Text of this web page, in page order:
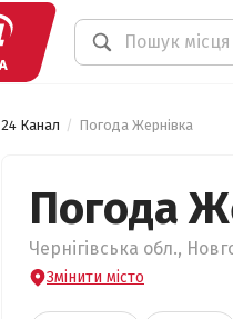
24 Канал Погода Жернівка
Погода
Чернігівська обл.,
Змінити місто